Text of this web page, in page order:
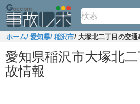
ホーム/ 愛知県/ 稲沢市/ 大塚北二丁目の交通
愛知県稲沢市大塚北
故情報